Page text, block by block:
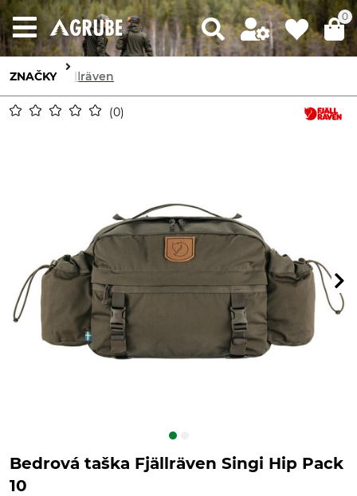
0
ZNAČKY Fjällräven
0
Bedrová taška Fjällräven Singi Hip Pack
10